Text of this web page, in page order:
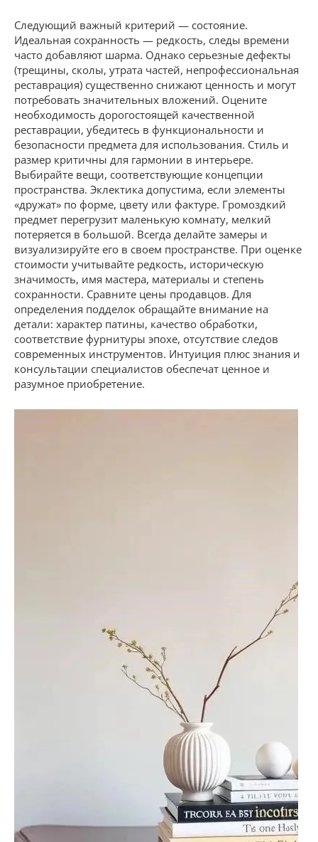
Следующий важный критерий — состояние.
Идеальная сохранность — редкость, следы времени
часто добавляют шарма. Однако серьезные дефекты
(трещины, сколы, утрата частей, непрофессиональная
реставрация) существенно снижают ценность и могут
потребовать значительных вложений. Оцените
необходимость дорогостоящей качественной
реставрации, убедитесь в функциональности и
безопасности предмета для использования. Стиль и
размер критичны для гармонии в интерьере.
Выбирайте вещи, соответствующие концепции
пространства. Эклектика допустима, если элементы
«дружат» по форме, цвету или фактуре. Громоздкий
предмет перегрузит маленькую комнату, мелкий
потеряется в большой. Всегда делайте замеры и
визуализируйте его в своем пространстве. При оценке
стоимости учитывайте редкость, историческую
значимость, имя мастера, материалы и степень
сохранности. Сравните цены продавцов. Для
определения подделок обращайте внимание на
детали: характер патины, качество обработки,
соответствие фурнитуры эпохе, отсутствие следов
современных инструментов. Интуиция плюс знания и
консультации специалистов обеспечат ценное и
разумное приобретение.